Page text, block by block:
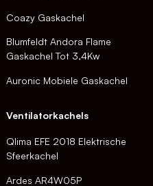
Coazy Gaskachel
Blumfeldt Andora Flame
Gaskachel Tot 3,4Kw
Auronic Mobiele Gaskachel
Ventilatorkachels
Qlima EFE 2018 Elektrische
Sfeerkachel
Ardes AR4W05P